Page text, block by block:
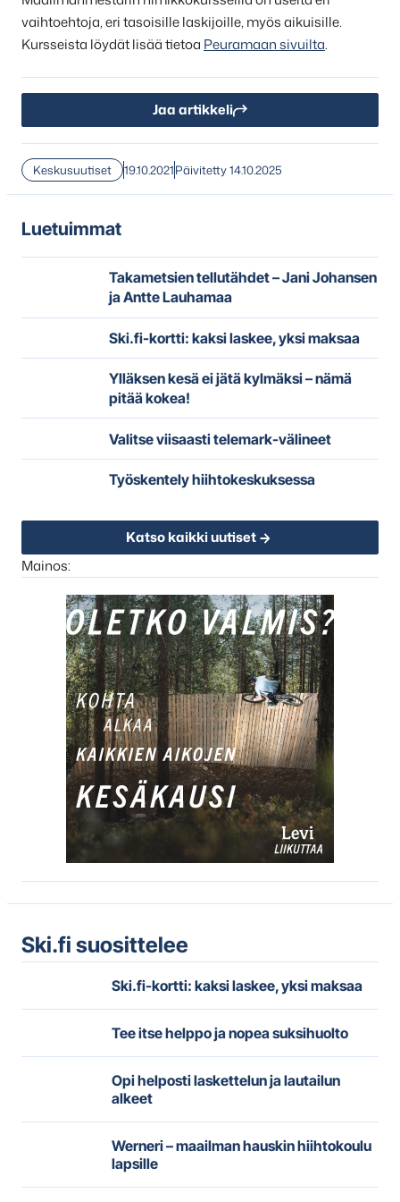
vaihtoehtoja, eri tasoisille laskijoille, myös aikuisille.
Kursseista löydät lisää tietoa Peuramaan sivuilta.
Jaa artikkeli
Keskusuutiset 19.10.2021Päivitetty 14.10.2025
Luetuimmat
Takametsien tellutähdet – Jani Johansen
ja Antte Lauhamaa
Ski.fi-kortti: kaksi laskee, yksi maksaa
Ylläksen kesä ei jätä kylmäksi – nämä
pitää kokea!
Valitse viisaasti telemark-välineet
Työskentely hiihtokeskuksessa
Katso kaikki uutiset
Mainos:
Ski.fi suosittelee
Ski.fi-kortti: kaksi laskee, yksi maksaa
Tee itse helppo ja nopea suksihuolto
Opi helposti laskettelun ja lautailun
alkeet
Werneri – maailman hauskin hiihtokoulu
lapsille